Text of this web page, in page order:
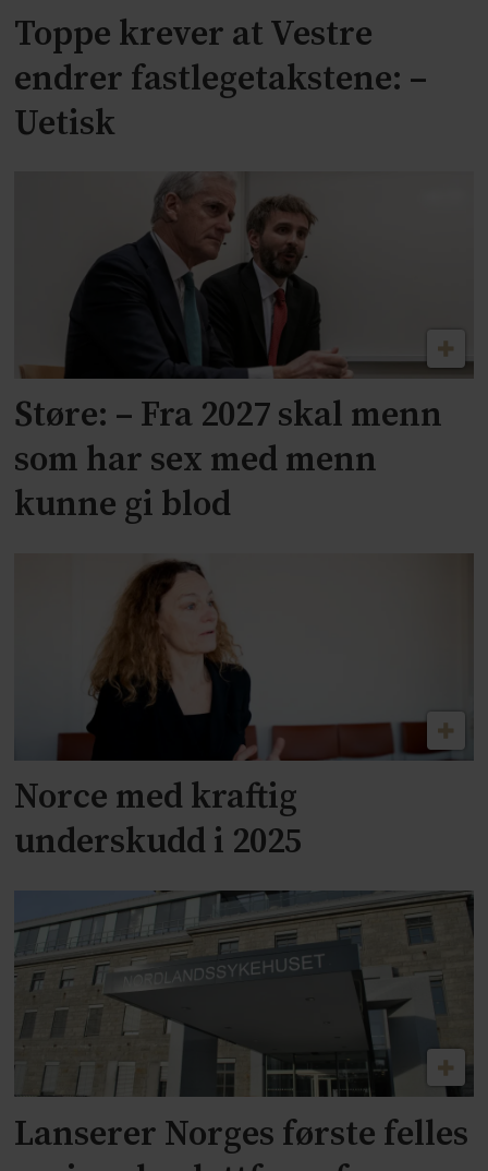
Toppe krever at Vestre
endrer fastlegetakstene: –
Uetisk
Støre: – Fra 2027 skal menn
som har sex med menn
kunne gi blod
Norce med kraftig
underskudd i 2025
Lanserer Norges første felles